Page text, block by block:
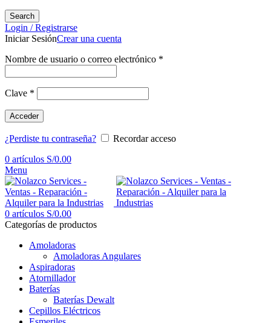
Search
Login / Registrarse
Iniciar SesiónCrear una cuenta
Nombre de usuario o correo electrónico *
Clave *
Acceder
¿Perdiste tu contraseña?
Recordar acceso
0 artículos S/0.00
Menu
0 artículos S/0.00
Categorías de productos
Amoladoras
Amoladoras Angulares
Aspiradoras
Atornillador
Baterías
Baterías Dewalt
Cepillos Eléctricos